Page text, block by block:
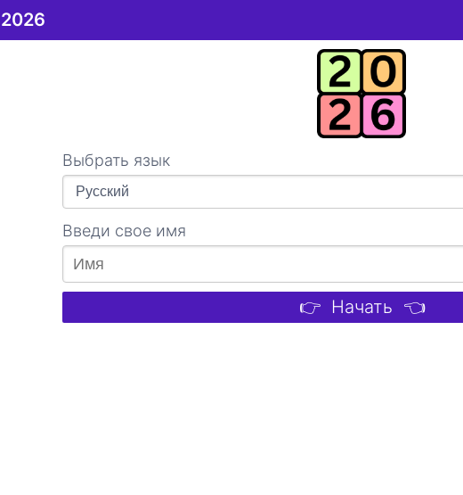
Выбрать язык
Введи свое имя
👉 Начать 👈